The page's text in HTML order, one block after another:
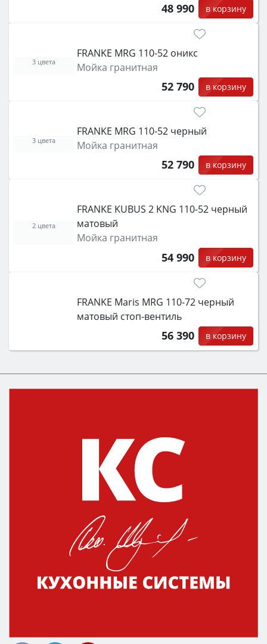
48 990 в корзину
FRANKE MRG 110-52 оникс
Мойка гранитная
52 790 в корзину
3 цвета
FRANKE MRG 110-52 черный
Мойка гранитная
52 790 в корзину
3 цвета
FRANKE KUBUS 2 KNG 110-52 черный
матовый
Мойка гранитная
54 990 в корзину
2 цвета
FRANKE Maris MRG 110-72 черный
матовый стоп-вентиль
56 390 в корзину